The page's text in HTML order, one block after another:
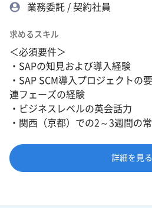
業務委託 / 契約社員
求めるスキル
＜必須要件＞
・SAPの知見および導入経験
・SAP SCM導入プロジェクトの
連フェーズの経験
・ビジネスレベルの英会話力
・関西（京都）での2～3週間の
詳細を見る